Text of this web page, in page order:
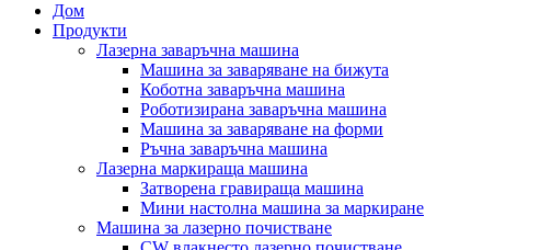
Дом
Продукти
Лазерна заваръчна машина
Машина за заваряване на бижута
Коботна заваръчна машина
Роботизирана заваръчна машина
Машина за заваряване на форми
Ръчна заваръчна машина
Лазерна маркираща машина
Затворена гравираща машина
Мини настолна машина за маркиране
Машина за лазерно почистване